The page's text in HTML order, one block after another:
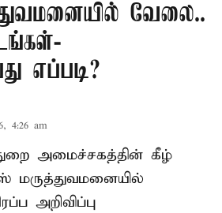
வேலை..
எப்படி?
4:26 am
அமைச்சகத்தின் கீழ்
மருத்துவமனையில்
அறிவிப்பு